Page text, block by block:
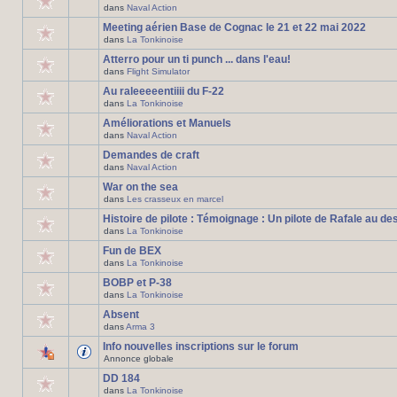
dans Naval Action
Meeting aérien Base de Cognac le 21 et 22 mai 2022
dans La Tonkinoise
Atterro pour un ti punch ... dans l'eau!
dans Flight Simulator
Au raleeeeentiiii du F-22
dans La Tonkinoise
Améliorations et Manuels
dans Naval Action
Demandes de craft
dans Naval Action
War on the sea
dans Les crasseux en marcel
Histoire de pilote : Témoignage : Un pilote de Rafale au
dans La Tonkinoise
Fun de BEX
dans La Tonkinoise
BOBP et P-38
dans La Tonkinoise
Absent
dansArma 3
Info nouvelles inscriptions sur le forum
Annonce globale
DD 184
dans La Tonkinoise